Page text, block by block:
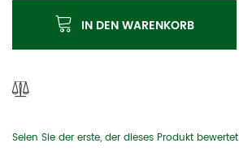
IN DEN WARENKORB
Seien Sie der erste, der dieses Produkt bewertet